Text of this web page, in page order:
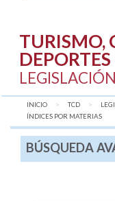
TURISMO,
DEPORTES
LEGISLACIÓN
INICIO TCD
AQUÍ:
ÍNDICES POR MATERIAS
BÚSQUEDA